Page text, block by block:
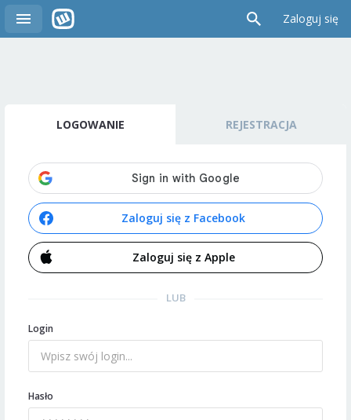
Zaloguj się
LOGOWANIE REJESTRACJA
Zaloguj się z Facebook
Zaloguj się z Apple
LUB
Login
Hasło